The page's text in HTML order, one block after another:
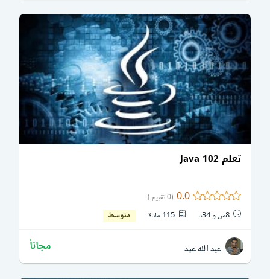
تعلم Java 102
0.0 (0 تقييم )
8س و 34د 115 مادة متوسط
عبد الله عيد مجاناً